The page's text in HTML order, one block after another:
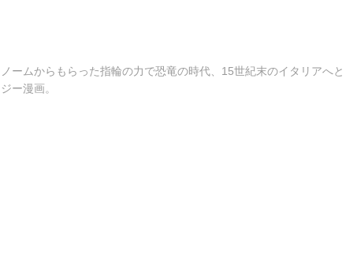
ームからもらった指輪の力で恐竜の時代、15世紀末のイタリアへと
ー漫画。